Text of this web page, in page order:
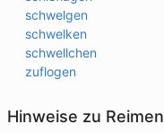
schwelgen
schwelken
schwellchen
zuflogen
Hinweise zu Reimen